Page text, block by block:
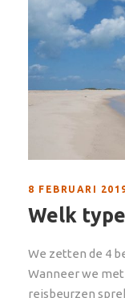
8 FEBRUARI
Welk
We zetten de 4
Wanneer we
reisbeurzen